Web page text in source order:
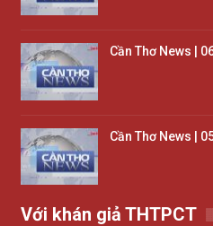
Cần Thơ News |
Cần Thơ News |
Với khán giả THTPCT